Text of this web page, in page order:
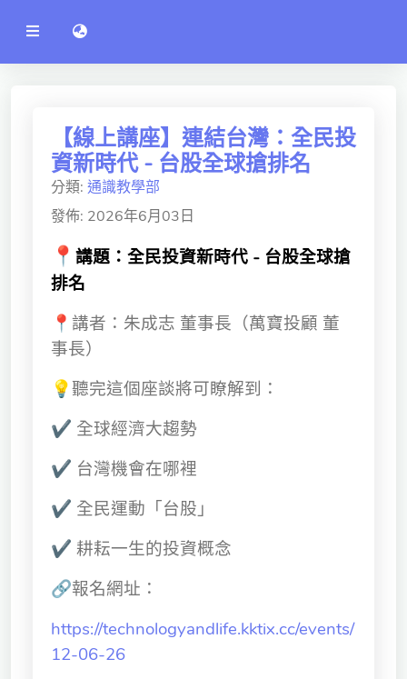
公
告
系
工程學院
資訊學院
電機通訊學院
醫護學院
研究中心
通識教學部
獨立學術單位
語言切換 language switch
【線上講座】連結台灣：全民投
資新時代 - 台股全球搶排名
分類: 通識教學部
發佈: 2026年6月03日
📍 講題：全民投資新時代 - 台股全球搶
排名
📍講者：朱成志 董事長（萬寶投顧 董
事長）
💡聽完這個座談將可瞭解到：
✔ 全球經濟大趨勢
✔ 台灣機會在哪裡
✔ 全民運動「台股」
✔ 耕耘一生的投資概念
🔗報名網址：
https://technologyandlife.kktix.cc/events/
12-06-26